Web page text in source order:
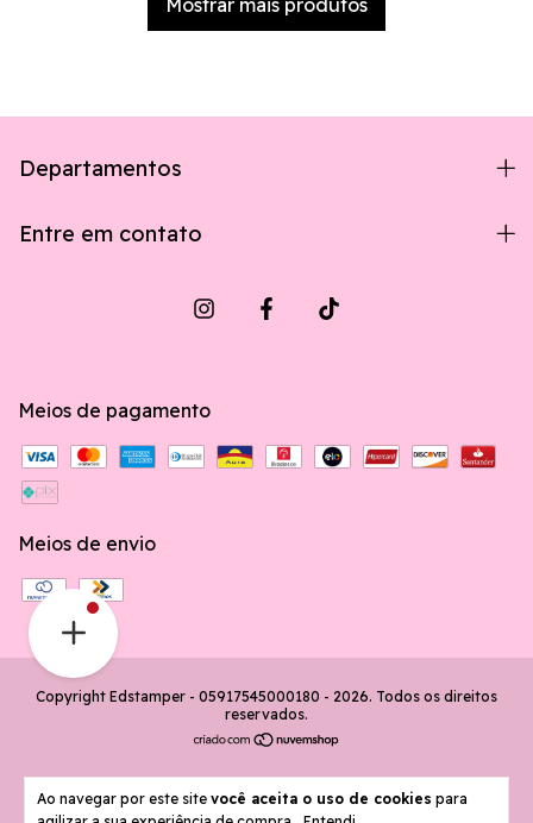
Ao navegar por este site você aceita o uso de cookies para
Mostrar mais produtos
Departamentos
Entre em contato
Meios de pagamento
Meios de envio
Copyright Edstamper - 05917545000180 - 2026. Todos os direitos
reservados.